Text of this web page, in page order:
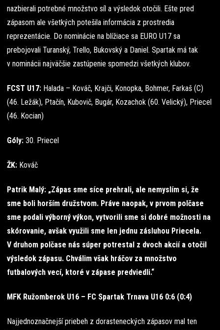
nazbierali potrebné množstvo síl a výsledok otočili. Ešte pred
zápasom ale všetkých potešila informácia z prostredia
reprezentácie. Do nominácie na blížiace sa EURO U17 sa
prebojovali Turanský, Trello, Bukovský a Daniel. Spartak má tak
v nominácii najväčšie zastúpenie spomedzi všetkých klubov.
FCST U17: Halada – Kováč, Krajči, Konopka, Bohmer, Farkaš (C)
(46. Ležák), Ptačín, Kubovič, Bugár, Kozachok (60. Velický), Priecel
(46. Kocian)
Góly: 30. Priecel
ŽK: Kováč
Patrik Malý: „Zápas sme síce prehrali, ale nemyslím si, že
sme boli horším družstvom. Práve naopak, v prvom polčase
sme podali výborný výkon, vytvorili sme si dobré možnosti na
skórovanie, avšak využili sme len jednu zásluhou Priecela.
V druhom polčase nás súper potrestal z dvoch akcií a otočil
výsledok zápasu. Chválim však hráčov za množstvo
futbalových vecí, ktoré v zápase predviedli.“
MFK Ružomberok U16 – FC Spartak Trnava U16 0:6 (0:4)
Najjednoznačnejší priebeh z dorasteneckých zápasov mal ten